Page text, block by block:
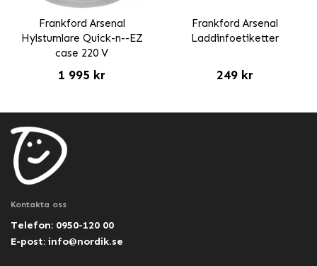
Frankford Arsenal
Hylstumlare Quick-n--EZ
case 220 V
1 995 kr
Frankford Arsenal
Laddinfoetiketter
249 kr
Kontakta oss
Telefon: 0950-120 00
E-post: info@nordik.se